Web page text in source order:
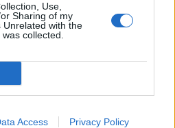
Use,
Sharing of my
Unrelated with the
collected.
Access Privacy Policy